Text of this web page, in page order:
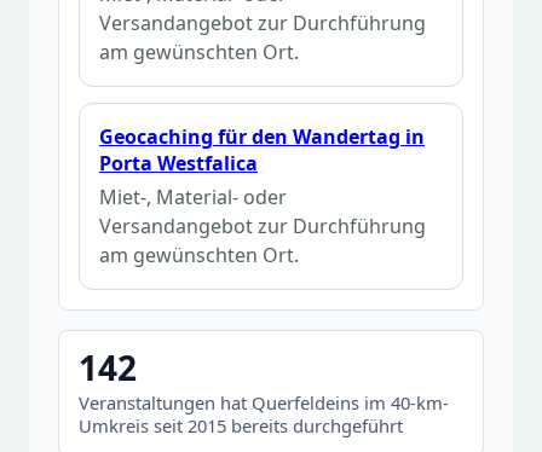
Versandangebot zur Durchführung
am gewünschten Ort.
Geocaching für den Wandertag in
Porta Westfalica
Miet-, Material- oder
Versandangebot zur Durchführung
am gewünschten Ort.
142
Veranstaltungen hat Querfeldeins im 40-km-
Umkreis seit 2015 bereits durchgeführt